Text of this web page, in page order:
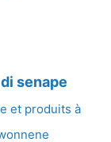
senape
et produits à